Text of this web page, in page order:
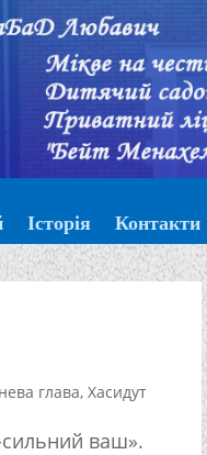
Історія Контакти
глава, Хасидут
ваш».